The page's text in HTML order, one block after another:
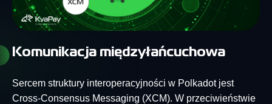
Komunikacja międzyłańcuchowa
Sercem struktury interoperacyjności w Polkadot jest
Cross-Consensus Messaging (XCM). W przeciwieństwie